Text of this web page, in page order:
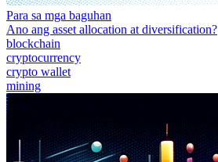
Para sa mga baguhan
Ano ang asset allocation at diversification?
blockchain
cryptocurrency
crypto wallet
mining